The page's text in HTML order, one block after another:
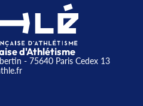
d'Athlétisme
- 75640 Paris Cedex 13